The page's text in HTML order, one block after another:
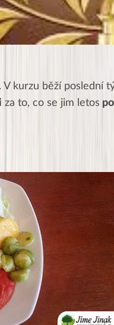
V kurzu běží poslední
za to, co se jim letos
J
Jana